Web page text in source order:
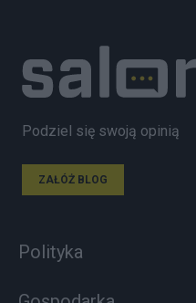
Podziel się swoją opinią
ZAŁÓŻ BLOG
Polityka